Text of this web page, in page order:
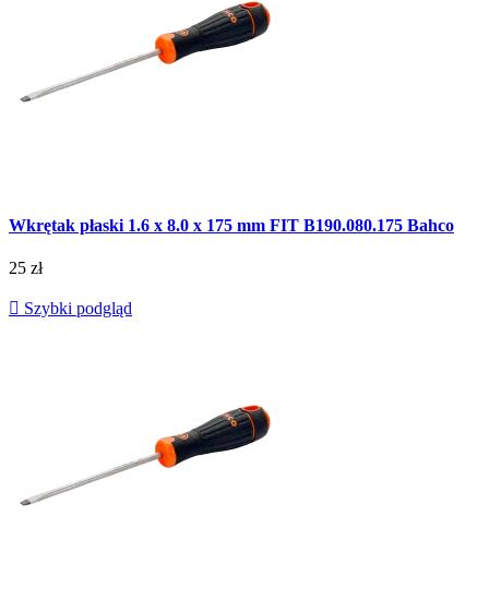
Wkrętak płaski 1.6 x 8.0 x 175 mm FIT B190.080.175 Bahco
25 zł
 Szybki podgląd